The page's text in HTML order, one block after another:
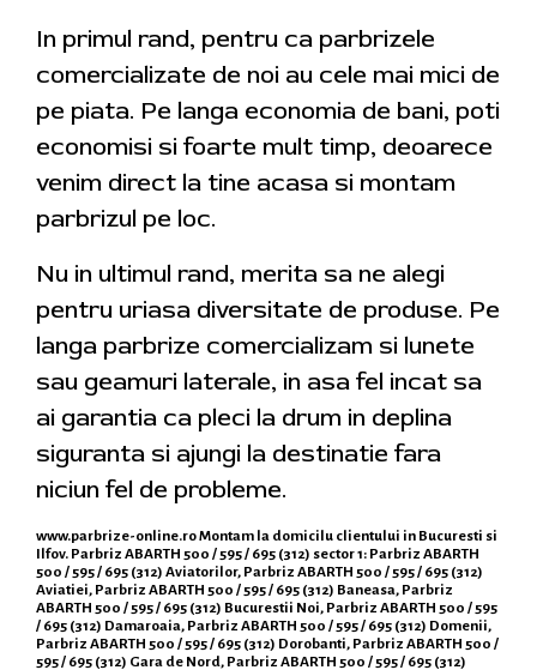
In primul rand, pentru ca parbrizele
comercializate de noi au cele mai mici de
pe piata. Pe langa economia de bani, poti
economisi si foarte mult timp, deoarece
venim direct la tine acasa si montam
parbrizul pe loc.
Nu in ultimul rand, merita sa ne alegi
pentru uriasa diversitate de produse. Pe
langa parbrize comercializam si lunete
sau geamuri laterale, in asa fel incat sa
ai garantia ca pleci la drum in deplina
siguranta si ajungi la destinatie fara
niciun fel de probleme.
www.parbrize-online.roMontam la domicilu clientului in Bucuresti si
Ilfov. Parbriz ABARTH 500 / 595 / 695 (312) sector 1: Parbriz ABARTH
500 / 595 / 695 (312) Aviatorilor, Parbriz ABARTH 500 / 595 / 695 (312)
Aviatiei, Parbriz ABARTH 500 / 595 / 695 (312) Baneasa, Parbriz
ABARTH 500 / 595 / 695 (312) Bucurestii Noi, Parbriz ABARTH 500 / 595
/ 695 (312) Damaroaia, Parbriz ABARTH 500 / 595 / 695 (312) Domenii,
Parbriz ABARTH 500 / 595 / 695 (312) Dorobanti, Parbriz ABARTH 500 /
595 / 695 (312) Gara de Nord, Parbriz ABARTH 500 / 595 / 695 (312)